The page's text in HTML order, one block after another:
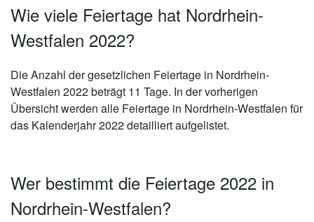
Wie viele Feiertage hat Nordrhein-
Westfalen 2022?
Die Anzahl der gesetzlichen Feiertage in Nordrhein-
Westfalen 2022 beträgt 11 Tage. In der vorherigen
Übersicht werden alle Feiertage in Nordrhein-Westfalen für
das Kalenderjahr 2022 detailliert aufgelistet.
Wer bestimmt die Feiertage 2022 in
Nordrhein-Westfalen?